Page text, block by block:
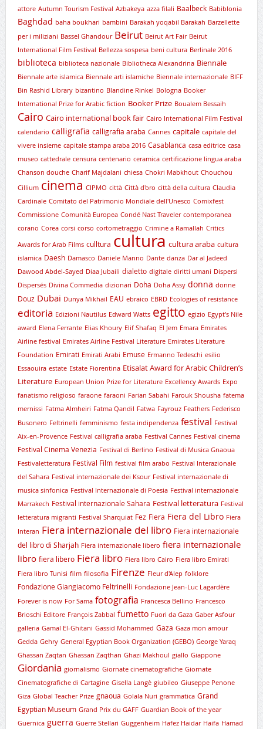
attore Autumn Tourism Festival Azbakeya azza filali Baalbeck Babiblonia
Baghdad baha boukhari bambini Barakah yoqabil Barakah Barzellette
per i miliziani Bassel Ghandour Beirut Beirut Art Fair Beirut
International Film Festival Bellezza sospesa beni cultura Berlinale 2016
biblioteca biblioteca nazionale Bibliotheca Alexandrina Biennale
Biennale arte islamica Biennale arti islamiche Biennale internazionale BIFF
Bin Rashid Library bizantino Blandine Rinkel Bologna Booker
International Prize for Arabic fiction Booker Prize Boualem Bessaih
Cairo Cairo international book fair Cairo International Film Festival
calendario calligrafia calligrafia araba Cannes capitale capitale del
vivere insieme capitale stampa araba 2016 Casablanca casa editrice casa
museo cattedrale censura centenario ceramica certificazione lingua araba
Chanson douche Charif Majdalani chiesa Chokri Mabkhout Chouchou
Cillium cinema CIPMO città Città d'oro città della cultura Claudia
Cardinale Comitato del Patrimonio Mondiale dell'Unesco Comixfest
Commissione Comunità Europea Condé Nast Traveler contemporanea
corano Corea corsi corso cortometraggio Crimine a Ramallah Critics
Awards for Arab Films culltura cultura cultura araba cultura
islamica Daesh Damasco Daniele Manno Dante danza Dar al Jadeed
Dawood Abdel-Sayed Diaa Jubaili dialetto digitale diritti umani Dispersi
Dispersés Divina Commedia dizionari Doha Doha Assy donna donne
Douz Dubai Dunya Mikhail EAU ebraico EBRD Ecologies of resistance
editoria Edizioni Nautilus Edward Watts egitto egizio Egypt's Nile
award Elena Ferrante Elias Khoury Elif Shafaq El Jem Emara Emirates
Airline festival Emirates Airline Festival Literature Emirates Literature
Foundation Emirati Emirati Arabi Emuse Ermanno Tedeschi esilio
Essaouira estate Estate Fiorentina Etisalat Award for Arabic Children’s
Literature European Union Prize for Literature Excellency Awards Expo
fanatismo religioso faraone faraoni Farian Sabahi Farouk Shousha fatema
mernissi Fatma Almheiri Fatma Qandil Fatwa Fayrouz Feathers Federisco
Busonero Feltrinelli femminismo festa indipendenza festival Festival
Aix-en-Provence Festival calligrafia araba Festival Cannes Festival cinema
Festival Cinema Venezia Festival di Berlino Festival di Musica Gnaoua
Festivaletteratura Festival Film festival film arabo Festival Interazionale
del Sahara Festival internazionale dei Ksour Festival internazionale di
musica sinfonica Festival Internazionale di Poesia Festival internazionale
Marrakech Festival internazionale Sahara Festival letteratura Festival
letteratura migranti Festival Sharquiat Fez Fiera Fiera del Libro Fiera
Interan Fiera internazionale del libro Fiera internazionale
del libro di Sharjah Fiera internazionale libero fiera internazionale
libro fiera libero Fiera libro Fiera libro Cairo Fiera libro Emirati
Fiera libro Tunisi film filosofia Firenze Fleur d'Alep folklore
Fondazione Giangiacomo Feltrinelli Fondazione Jean-Luc Lagardère
Forever is now For Sama fotografia Francesca Bellino Francesco
Brioschi Editore François Zabbal fumetto Fuori da Gaza Gaber Asfour
galleria Gamal El-Ghitani Gassid Mohammed Gaza Gaza mon amour
Gedda Gehry General Egyptian Book Organization (GEBO) George Yaraq
Ghassan Zaqtan Ghassan Zaqthan Ghazi Makhoul giallo Giappone
Giordania giornalismo Giornate cinematografiche Giornate
Cinematografiche di Cartagine Gisella Langè giubileo Giuseppe Penone
Giza Global Teacher Prize gnaoua Golala Nuri grammatica Grand
Egyptian Museum Grand Prix du GAFF Guardian Book of the year
Guernica guerra Guerre Stellari Guggenheim Hafez Haidar Haifa Hamad